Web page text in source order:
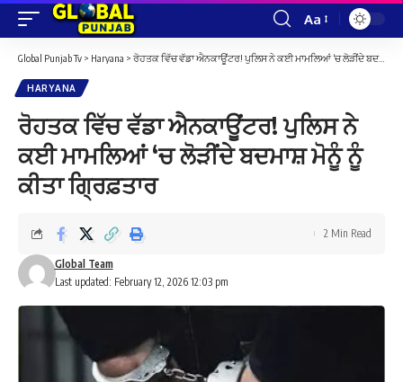
Font
Resizer
Aa
Global Punjab Tv > Haryana > ਰੋਹਤਕ ਵਿੱਚ ਵੱਡਾ ਐਨਕਾਊਂਟਰ! ਪੁਲਿਸ ਨੇ ਕਈ ਮਾਮਲਿਆਂ ‘ਚ ਲੋੜੀਂਦੇ ਬਦਮਾਸ਼ ਮੋਨੂੰ ਨੂੰ ਕੀਤਾ ਗ੍ਰਿਫ਼ਤਾਰ
HARYANA
ਰੋਹਤਕ ਵਿੱਚ ਵੱਡਾ ਐਨਕਾਊਂਟਰ! ਪੁਲਿਸ ਨੇ
ਕਈ ਮਾਮਲਿਆਂ ‘ਚ ਲੋੜੀਂਦੇ ਬਦਮਾਸ਼ ਮੋਨੂੰ ਨੂੰ
ਕੀਤਾ ਗ੍ਰਿਫ਼ਤਾਰ
Last updated: February 12, 2026 12:03 pm
Global Team
2 Min Read